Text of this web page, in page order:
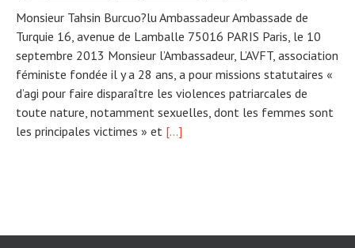
Monsieur Tahsin Burcuo?lu Ambassadeur Ambassade de
Turquie 16, avenue de Lamballe 75016 PARIS Paris, le 10
septembre 2013 Monsieur l’Ambassadeur, L’AVFT, association
féministe fondée il y a 28 ans, a pour missions statutaires «
d’agi pour faire disparaître les violences patriarcales de
toute nature, notamment sexuelles, dont les femmes sont
les principales victimes » et […]